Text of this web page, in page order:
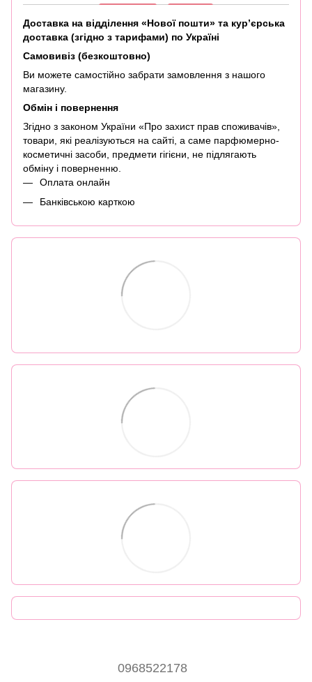
Доставка на відділення «Нової пошти» та кур’єрська
доставка (згідно з тарифами) по Україні
Самовивіз (безкоштовно)
Ви можете самостійно забрати замовлення з нашого
магазину.
Обмін і повернення
Згідно з законом України «Про захист прав споживачів»,
товари, які реалізуються на сайті, а саме парфюмерно-
косметичні засоби, предмети гігієни, не підлягають
обміну і поверненню.
Оплата онлайн
Банківською карткою
0968522178